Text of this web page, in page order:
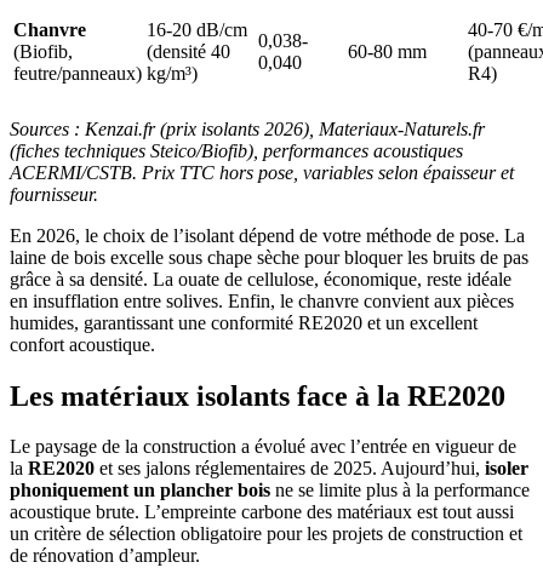
Chanvre
(Biofib,
feutre/panneaux)
16-20 dB/cm
(densité 40
kg/m³)
0,038-
0,040
60-80 mm
40-70 €/
R4)
Sources : Kenzai.fr (prix isolants 2026), Materiaux-Naturels.fr
(fiches techniques Steico/Biofib), performances acoustiques
ACERMI/CSTB. Prix TTC hors pose, variables selon épaisseur et
fournisseur.
En 2026, le choix de l’isolant dépend de votre méthode de pose. La
laine de bois excelle sous chape sèche pour bloquer les bruits de pas
grâce à sa densité. La ouate de cellulose, économique, reste idéale
en insufflation entre solives. Enfin, le chanvre convient aux pièces
humides, garantissant une conformité RE2020 et un excellent
confort acoustique.
Les matériaux isolants face à la RE2020
Le paysage de la construction a évolué avec l’entrée en vigueur de
la RE2020 et ses jalons réglementaires de 2025. Aujourd’hui, isoler
phoniquement un plancher bois ne se limite plus à la performance
acoustique brute. L’empreinte carbone des matériaux est tout aussi
un critère de sélection obligatoire pour les projets de construction et
de rénovation d’ampleur.